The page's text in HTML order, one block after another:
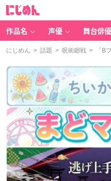
作品名 声優 舞台俳優
にじめん > 話題 > 呪術廻戦 > 「B